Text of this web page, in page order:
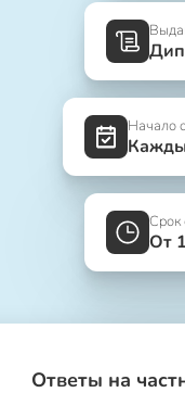
Начало
Срок
От
Ответы на